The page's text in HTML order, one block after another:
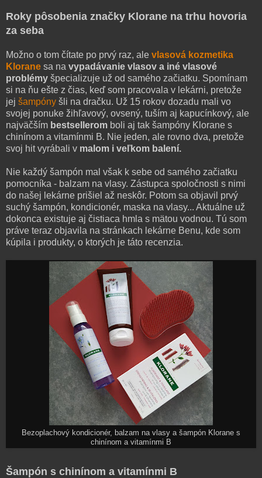
Roky pôsobenia značky Klorane na trhu hovoria
za seba
Možno o tom čítate po prvý raz, ale vlasová kozmetika
Klorane sa na vypadávanie vlasov a iné vlasové
problémy špecializuje už od samého začiatku. Spomínam
si na ňu ešte z čias, keď som pracovala v lekárni, pretože
jej šampóny šli na dračku. Už 15 rokov dozadu mali vo
svojej ponuke žihľavový, ovsený, tuším aj kapucínkový, ale
najväčším bestsellerom boli aj tak šampóny Klorane s
chinínom a vitamínmi B. Nie jeden, ale rovno dva, pretože
svoj hit vyrábali v malom i veľkom balení.
Nie každý šampón mal však k sebe od samého začiatku
pomocníka - balzam na vlasy. Zástupca spoločnosti s nimi
do našej lekárne prišiel až neskôr. Potom sa objavil prvý
suchý šampón, kondicionér, maska na vlasy... Aktuálne už
dokonca existuje aj čistiaca hmla s mätou vodnou. Tú som
práve teraz objavila na stránkach lekárne Benu, kde som
kúpila i produkty, o ktorých je táto recenzia.
Bezoplachový kondicionér, balzam na vlasy a šampón Klorane s
chinínom a vitamínmi B
Šampón s chinínom a vitamínmi B